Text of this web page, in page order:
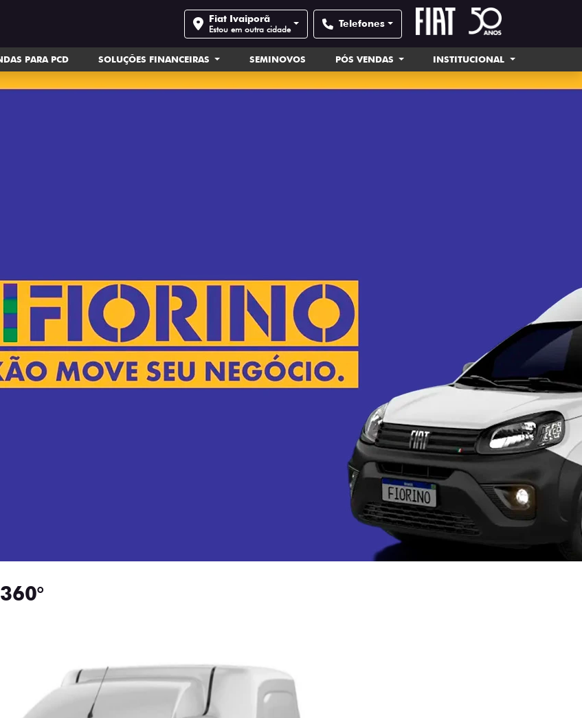
Fiat Ivaiporã
Estou em outra cidade Telefones
PARA PCD SOLUÇÕES FINANCEIRAS SEMINOVOS PÓS VENDAS INSTITUCIONAL